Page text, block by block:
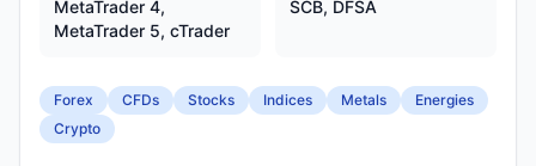
MetaTrader 4,
MetaTrader 5, cTrader
SCB, DFSA
Forex CFDs Stocks Indices Metals
Energies
Crypto